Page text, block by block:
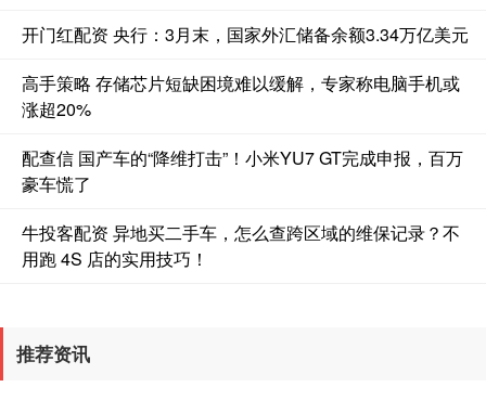
开门红配资 央行：3月末，国家外汇储备余额3.34万亿美元
高手策略 存储芯片短缺困境难以缓解，专家称电脑手机或
涨超20%
配查信 国产车的“降维打击”！小米YU7 GT完成申报，百万
豪车慌了
牛投客配资 异地买二手车，怎么查跨区域的维保记录？不
用跑 4S 店的实用技巧！
推荐资讯